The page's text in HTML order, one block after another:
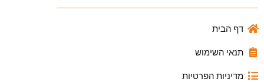
דף הבית
תנאי השימוש
מדיניות הפרטיות